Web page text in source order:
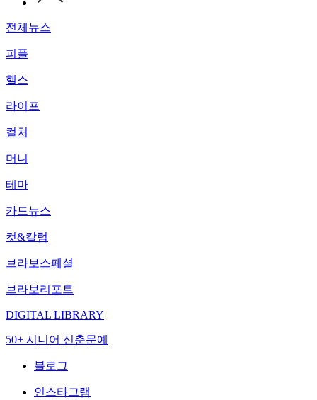
전체뉴스
피플
헬스
라이프
컬처
머니
테마
카드뉴스
컷&칼럼
브라보스페셜
브라보리포트
DIGITAL LIBRARY
50+ 시니어 신춘문예
블로그
인스타그램